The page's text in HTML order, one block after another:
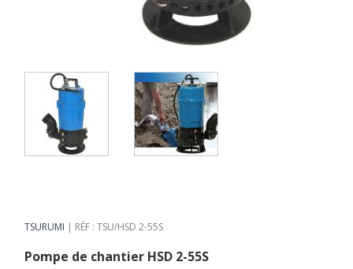
TSURUMI RÉF : TSU/HSD 2-55S
Pompe de chantier HSD 2-55S